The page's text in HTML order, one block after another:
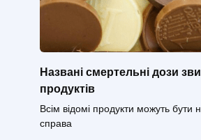
Названі смертельні дози
продуктів
Всім відомі продукти можуть бути
справа